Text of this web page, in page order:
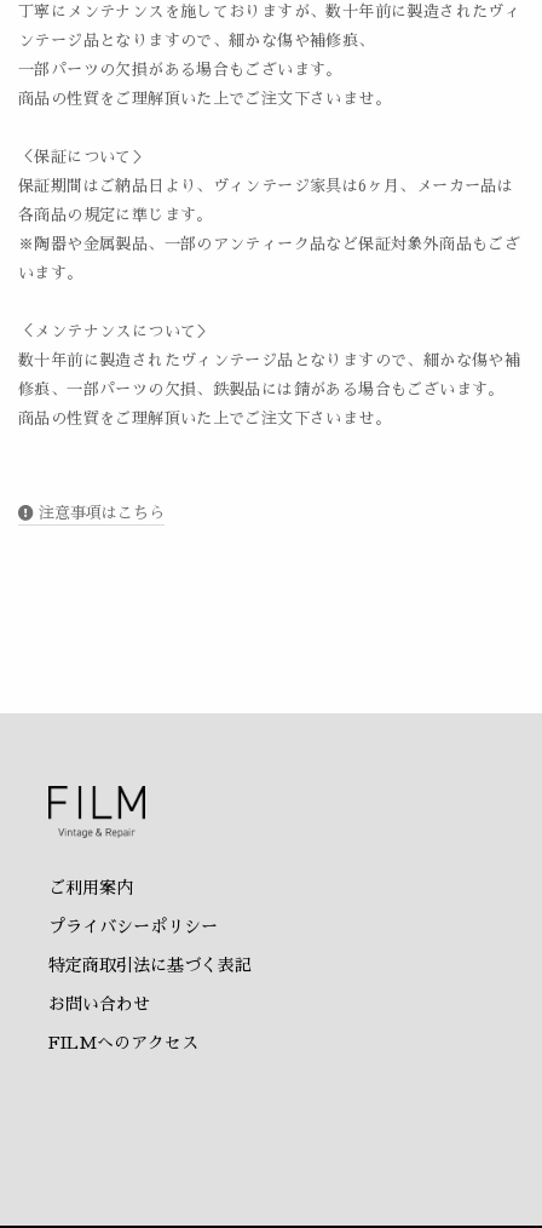
丁寧にメンテナンスを施しておりますが、数十年前に製造されたヴィ
ンテージ品となりますので、細かな傷や補修痕、
一部パーツの欠損がある場合もございます。
商品の性質をご理解頂いた上でご注文下さいませ。
＜保証について＞
保証期間はご納品日より、ヴィンテージ家具は6ヶ月、メーカー品は
各商品の規定に準じます。
※陶器や金属製品、一部のアンティーク品など保証対象外商品もござ
います。
＜メンテナンスについて＞
数十年前に製造されたヴィンテージ品となりますので、細かな傷や補
修痕、一部パーツの欠損、鉄製品には錆がある場合もございます。
商品の性質をご理解頂いた上でご注文下さいませ。
注意事項はこちら
ご利用案内
プライバシーポリシー
特定商取引法に基づく表記
お問い合わせ
FILMへのアクセス